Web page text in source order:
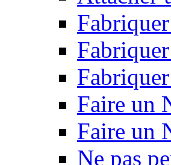
Faire un
Faire un
Ne pas